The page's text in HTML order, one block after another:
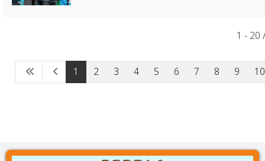
1 - 20
1 2 3 4 5 6 7 8 9 10